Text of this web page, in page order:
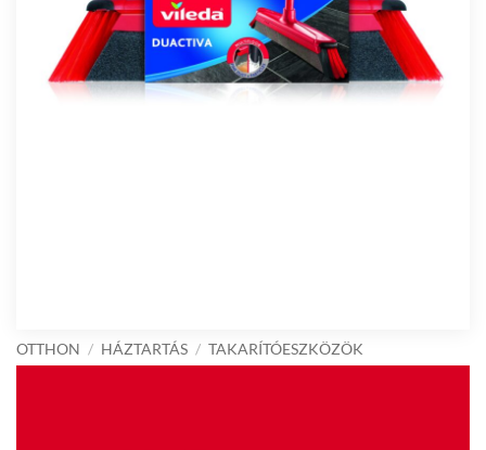
OTTHON / HÁZTARTÁS / TAKARÍTÓESZKÖZÖK